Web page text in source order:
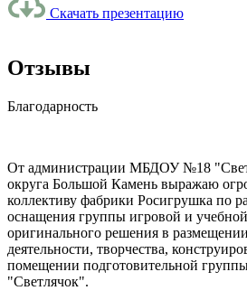
Скачать презентацию
Отзывы
Благодарность
От администрации МБДОУ №18
округа Большой Камень выражаю
коллективу фабрики Росигрушка по
оснащения группы игровой и
оригинального решения в
деятельности, творчества,
помещении подготовительной
"Светлячок".